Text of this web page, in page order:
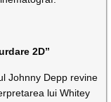
2D”
Johnny Depp revine
lui Whitey